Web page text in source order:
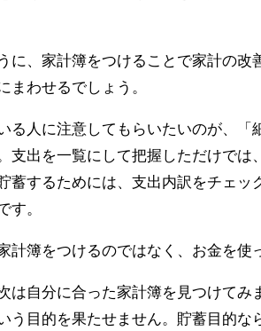
に、家計簿をつけることで家計の
まわせるでしょう。
る人に注意してもらいたいのが、
支出を一覧にして把握しただけで
蓄するためには、支出内訳をチェ
す。
計簿をつけるのではなく、お金を使
は自分に合った家計簿を見つけて
う目的を果たせません。貯蓄目的